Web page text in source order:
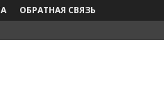
ОБРАТНАЯ СВЯЗЬ